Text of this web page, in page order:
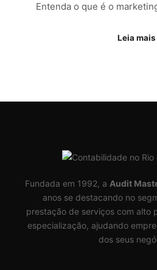
Entenda o que é o
Leia mais
Fundada em 1992, a Audit
anos se destacando no
prestação de serviços com alto
especialização, ajudando
dos seus